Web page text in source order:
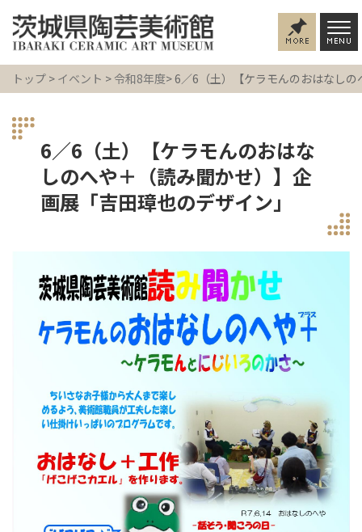
トップ > イベント > 令和8年度> 6／6（土）【ケラモんのおはなし
6／6（土）【ケラモんのおはな
しのへや＋（読み聞かせ）】企
画展「吉田璋也のデザイン」